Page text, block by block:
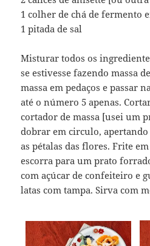
1 colher de chá de fermento
1 pitada de sal
Misturar todos os
se estivesse fazendo massa
massa em pedaços e passar
até o número 5 apenas.
cortador de massa [usei um
dobrar em circulo,
as pétalas das flores. Frite
escorra para um prato
com açúcar de confeiteiro e
latas com tampa. Sirva com